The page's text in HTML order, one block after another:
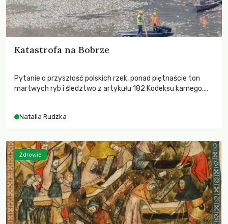
Katastrofa na Bobrze
Pytanie o przyszłość polskich rzek, ponad piętnaście ton
martwych ryb i śledztwo z artykułu 182 Kodeksu karnego.
zdarzeń prowadzących do biologicznej śmierci rzeki.
Natalia Rudzka
Zdrowie